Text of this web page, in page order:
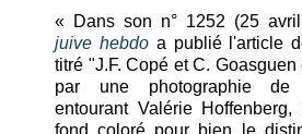
« Dans son n° 1252 (25
juive hebdoa publié l'article
titré "J.F. Copé et C.
par une photographie de
entourant Valérie